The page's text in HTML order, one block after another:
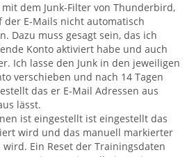
dem Junk-Filter von Thunderbird,
E-Mails nicht automatisch
Dazu muss gesagt sein, das ich
Konto aktiviert habe und auch
Ich lasse den Junk in den jeweiligen
verschieben und nach 14 Tagen
das er E-Mail Adressen aus
lässt.
ist eingestellt ist eingestellt das
wird und das manuell markierter
wird. Ein Reset der Trainingsdaten